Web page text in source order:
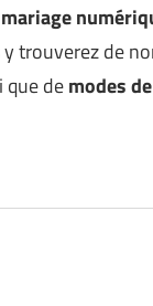
trouverez de
que demodes